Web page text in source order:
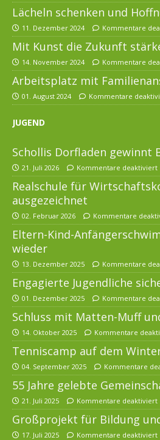
Lächeln schenken und
11. Dezember 2024 Kommentare
Mit Kunst die Zukunft
14. November 2024 Kommentare
Arbeitsplatz mit
01. August 2024 Kommentare
JUGEND
Schollis Dorfladen gewinnt
21. Juli 2026 Kommentare deaktiviert
Realschule für
ausgezeichnet
02. Februar 2026 Kommentare
Eltern-Kind-
wieder
13. Dezember 2025 Kommentare
Engagierte Jugendliche
01. Dezember 2025 Kommentare
Schluss mit Matten-Muff
14. Oktober 2025 Kommentare
Tenniscamp auf dem
04. September 2025 Kommentare
55 Jahre gelebte
21. Juli 2025 Kommentare deaktiviert
Großprojekt für Bildung
17. Juli 2025 Kommentare deaktiviert